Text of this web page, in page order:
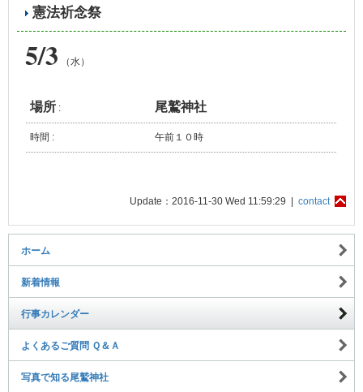
憲法祈念祭
5/3 （水）
場所 : 尾鷲神社
時間 : 午前１０時
Update：2016-11-30 Wed 11:59:29 | contact
ホーム
新着情報
行事カレンダー
よくあるご質問 Ｑ＆Ａ
写真で知る尾鷲神社